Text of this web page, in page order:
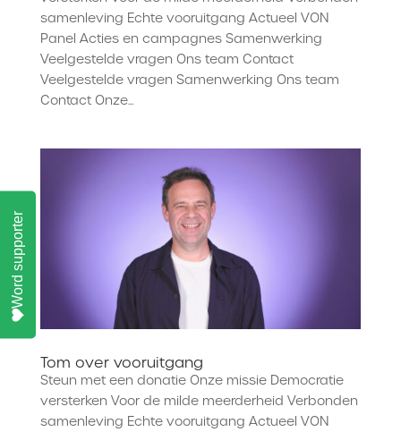
samenleving Echte vooruitgang Actueel VON
Panel Acties en campagnes Samenwerking
Veelgestelde vragen Ons team Contact
Veelgestelde vragen Samenwerking Ons team
Contact Onze...
Tom over vooruitgang
Steun met een donatie Onze missie Democratie
versterken Voor de milde meerderheid Verbonden
samenleving Echte vooruitgang Actueel VON
Word supporter